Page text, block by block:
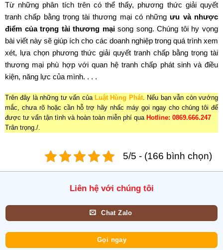
Từ những phân tích trên có thể thấy, phương thức giải quyết
tranh chấp bằng trọng tài thương mại có những ưu và nhược
điểm của trọng tài thương mạisong song. Chúng tôi hy vọng
bài viết này sẽ giúp ích cho các doanh nghiệp trong quá trình xem
xét, lựa chọn phương thức giải quyết tranh chấp bằng trọng tài
thương mại phù hợp với quan hệ tranh chấp phát sinh và điều
kiện, năng lực của mình. . . .
Trên đây là những tư vấn của Luật Hùng Phát. Nếu bạn vẫn còn vướng
mắc, chưa rõ hoặc cần hỗ trợ hãy nhấc máy gọi ngay cho chúng tôi để
được tư vấn tận tình và hoàn toàn miễn phí qua Hotline: 0869.666.247
Trân trọng./.
5/5 - (166 bình chọn)
Liên hệ với chúng tôi
Chat Zalo
Gọi ngay